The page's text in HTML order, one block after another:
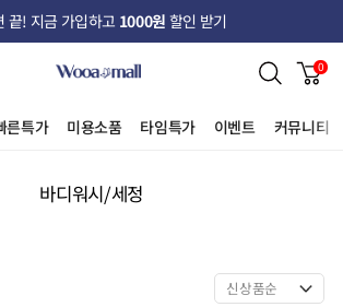
끝! 지금 가입하고 1000원 할인 받기
른특가 미용소품 타임특가 이벤트 커뮤니티
0
바디워시/세정